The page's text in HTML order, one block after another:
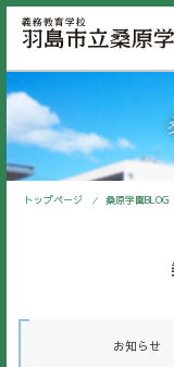
トップページ 桑原学園BLOG
お知らせ